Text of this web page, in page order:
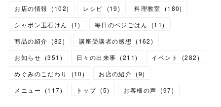
お店の情報
(102) レシピ (19) 料理教室 (180)
シャボン玉石けん
(1) 毎日のベジごはん (11)
商品の紹介 (82) 講座受講者の感想 (162)
お知らせ (351 ) 日々の出来事 (211) イベント (282)
めぐみのこだわり
(10) お店の紹介 (9)
メニュー
(117) トップ (5) お客様の声 (97)